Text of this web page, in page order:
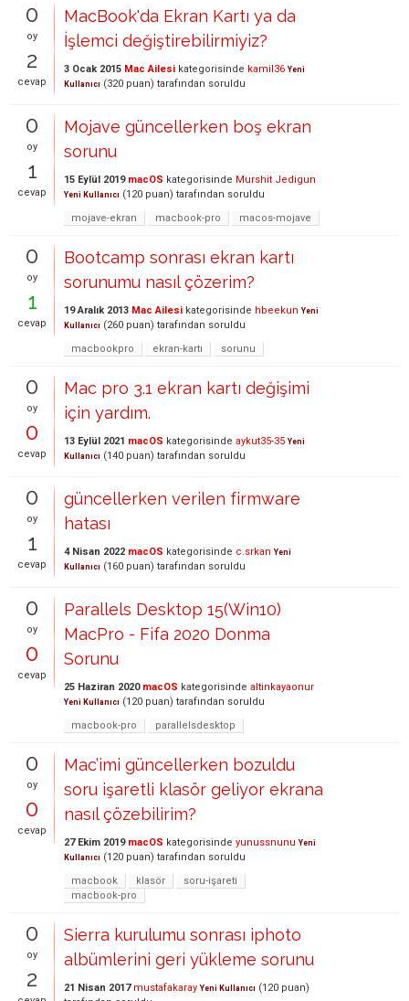
0
oy
2
cevap
MacBook'da Ekran Kartı ya da
İşlemci değiştirebilirmiyiz?
3 Ocak 2015 Mac Ailesi kategorisinde kamil36 Yeni
Kullanıcı (320 puan) tarafından soruldu
0
oy
1
cevap
Mojave güncellerken boş ekran
sorunu
15 Eylül 2019 macOS kategorisinde Murshit Jedigun
Yeni Kullanıcı (120 puan) tarafından soruldu
mojave-ekran
macbook-pro macos-mojave
0
oy
1
cevap
Bootcamp sonrası ekran kartı
sorunumu nasıl çözerim?
19 Aralık 2013 Mac Ailesi kategorisinde hbeekun Yeni
Kullanıcı (260 puan) tarafından soruldu
macbookpro
ekran-kartı sorunu
0
oy
0
cevap
Mac pro 3.1 ekran kartı değişimi
için yardım.
13 Eylül 2021 macOS kategorisinde aykut35-35 Yeni
Kullanıcı (140 puan) tarafından soruldu
0
oy
1
cevap
güncellerken verilen firmware
hatası
4 Nisan 2022 macOS kategorisinde c.srkan Yeni
Kullanıcı (160 puan) tarafından soruldu
0
oy
0
cevap
Parallels Desktop 15(Win10)
MacPro - Fifa 2020 Donma
Sorunu
25 Haziran 2020 macOS kategorisinde altinkayaonur
Yeni Kullanıcı (120 puan) tarafından soruldu
macbook-pro
parallelsdesktop
0
oy
0
cevap
Mac’imi güncellerken bozuldu
soru işaretli klasör geliyor ekrana
nasıl çözebilirim?
27 Ekim 2019 macOS kategorisinde yunussnunu Yeni
Kullanıcı (120 puan) tarafından soruldu
macbook
klasör
soru-işareti
macbook-pro
0
oy
2
Sierra kurulumu sonrası iphoto
albümlerini geri yükleme sorunu
21 Nisan 2017 mustafakaray Yeni Kullanıcı (120 puan)